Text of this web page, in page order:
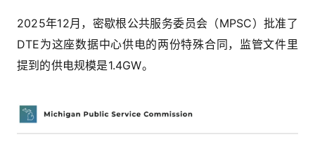
2025年12月，密歇根公共服务委员会（MPSC）批准了
DTE为这座数据中心供电的两份特殊合同，监管文件里
提到的供电规模是1.4GW。